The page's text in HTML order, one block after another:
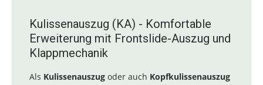
Kulissenauszug (KA) - Komfortable
Erweiterung mit Frontslide-Auszug und
Klappmechanik
Als Kulissenauszug oder auch Kopfkulissenauszug